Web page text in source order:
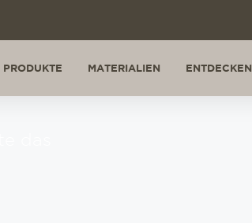
PRODUKTE MATERIALIEN ENTDECKEN